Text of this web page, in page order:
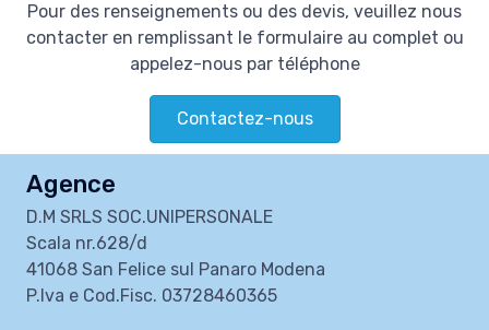
Pour des renseignements ou des devis, veuillez nous
contacter en remplissant le formulaire au complet ou
appelez-nous par téléphone
Contactez-nous
Agence
D.M SRLS SOC.UNIPERSONALE
Scala nr.628/d
41068 San Felice sul Panaro Modena
P.Iva e Cod.Fisc. 03728460365